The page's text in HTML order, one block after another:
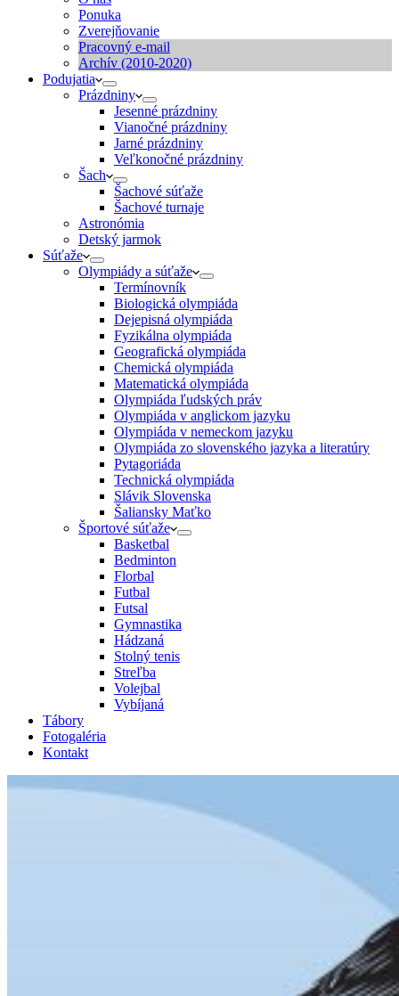
Ponuka
Zverejňovanie
Pracovný e-mail
Archív (2010-2020)
Podujatia
Prázdniny
Jesenné prázdniny
Vianočné prázdniny
Jarné prázdniny
Veľkonočné prázdniny
Šach
Šachové súťaže
Šachové turnaje
Astronómia
Detský jarmok
Súťaže
Olympiády a súťaže
Termínovník
Biologická olympiáda
Dejepisná olympiáda
Fyzikálna olympiáda
Geografická olympiáda
Chemická olympiáda
Matematická olympiáda
Olympiáda ľudských práv
Olympiáda v anglickom jazyku
Olympiáda v nemeckom jazyku
Olympiáda zo slovenského jazyka a literatúry
Pytagoriáda
Technická olympiáda
Slávik Slovenska
Šaliansky Maťko
Športové súťaže
Basketbal
Bedminton
Florbal
Futbal
Futsal
Gymnastika
Hádzaná
Stolný tenis
Streľba
Volejbal
Vybíjaná
Tábory
Fotogaléria
Kontakt